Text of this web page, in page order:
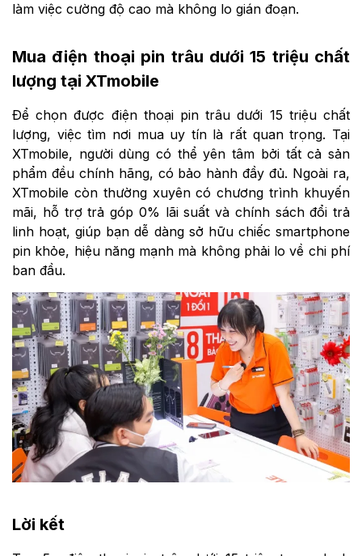
làm việc cường độ cao mà không lo gián đoạn.
Mua điện thoại pin trâu dưới 15 triệu chất
lượng tại XTmobile
Để chọn được điện thoại pin trâu dưới 15 triệu chất
lượng, việc tìm nơi mua uy tín là rất quan trọng. Tại
XTmobile, người dùng có thể yên tâm bởi tất cả sản
phẩm đều chính hãng, có bảo hành đầy đủ. Ngoài ra,
XTmobile còn thường xuyên có chương trình khuyến
mãi, hỗ trợ trả góp 0% lãi suất và chính sách đổi trả
linh hoạt, giúp bạn dễ dàng sở hữu chiếc smartphone
pin khỏe, hiệu năng mạnh mà không phải lo về chi phí
ban đầu.
Lời kết